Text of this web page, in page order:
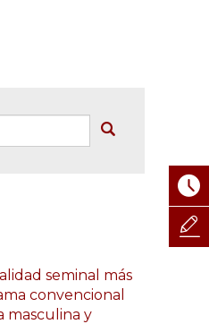
seminal más
convencional
masculina y